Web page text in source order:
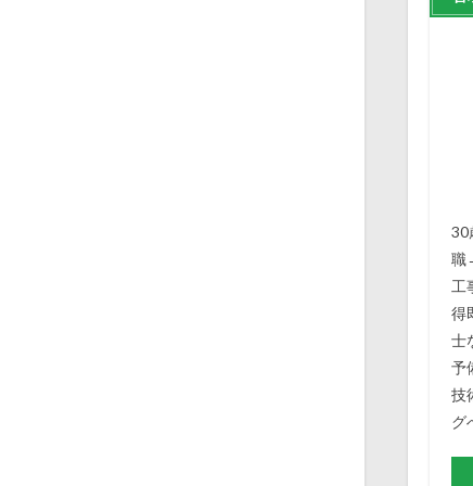
30
職
工
得
士
予
技
グ